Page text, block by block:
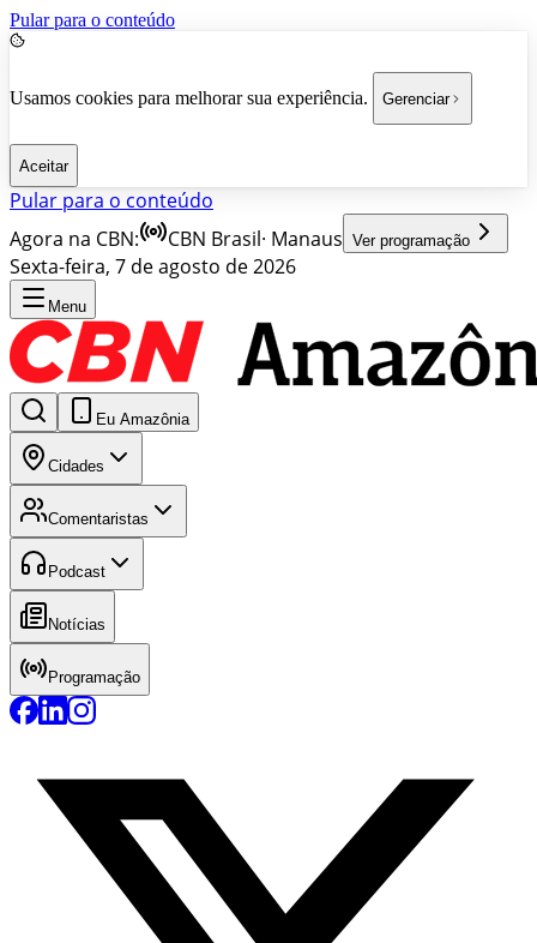
Pular para o conteúdo
Usamos cookies para melhorar sua experiência. Gerenciar
Aceitar
Pular para o conteúdo
Agora na CBN:
CBN Brasil· Manaus Ver programação
Sexta-feira, 7 de agosto de 2026
Menu
Eu Amazônia
Cidades
Comentaristas
Podcast
Notícias
Programação